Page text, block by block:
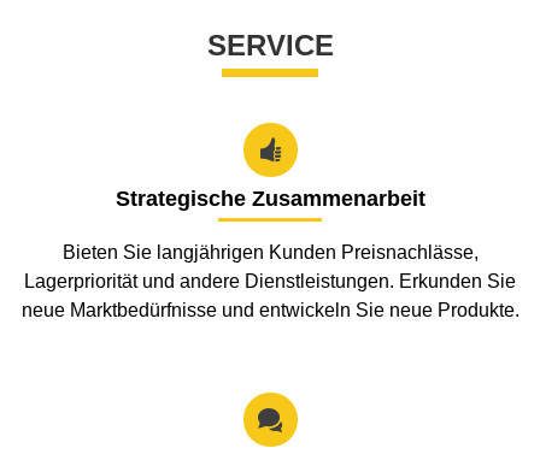
SERVICE

Strategische Zusammenarbeit
Bieten Sie langjährigen Kunden Preisnachlässe,
Lagerpriorität und andere Dienstleistungen. Erkunden Sie
neue Marktbedürfnisse und entwickeln Sie neue Produkte.
